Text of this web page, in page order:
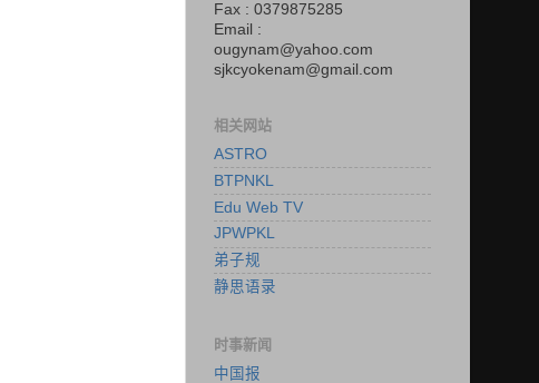
Fax : 0379875285
Email :
ougynam@yahoo.com
sjkcyokenam@gmail.com
相关网站
ASTRO
BTPNKL
Edu Web TV
JPWPKL
弟子规
静思语录
时事新闻
中国报